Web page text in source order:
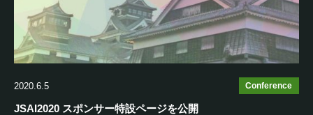
2020.6.5 Conference
JSAI2020 スポンサー特設ページを公開